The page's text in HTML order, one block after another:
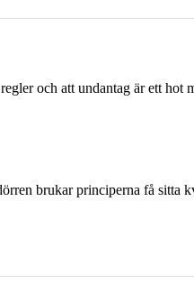
och att undantag är ett hot
brukar principerna få sitta